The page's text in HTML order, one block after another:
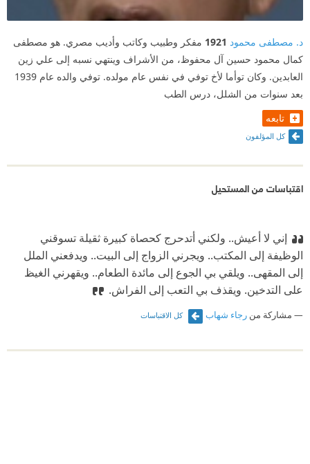
د. مصطفى محمود 1921 مفكر وطبيب وكاتب وأديب مصري. هو مصطفى
كمال محمود حسين آل محفوظ، من الأشراف وينتهي نسبه إلى علي زين
العابدين. وكان توأما لأخ توفي في نفس عام مولده. توفي والده عام 1939
بعد سنوات من الشلل، درس الطب
تابعه
كل المؤلفون
اقتباسات من المستحيل
إني لا أعيش.. ولكني أتدحرج كحصاة كبيرة ثقيلة تسوقني
الوظيفة إلى المكتب.. ويجرني الزواج إلى البيت.. ويدفعني الملل
إلى المقهى.. ويلقي بي الجوع إلى مائدة الطعام.. ويقهرني الغيظ
على التدخين. ويقذف بي التعب إلى الفراش.
مشاركة من رجاء شهاب كل الاقتباسات